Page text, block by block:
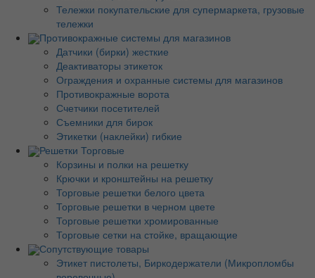
Тележки покупательские для супермаркета, грузовые
тележки
Противокражные системы для магазинов
Датчики (бирки) жесткие
Деактиваторы этикеток
Ограждения и охранные системы для магазинов
Противокражные ворота
Счетчики посетителей
Съемники для бирок
Этикетки (наклейки) гибкие
Решетки Торговые
Корзины и полки на решетку
Крючки и кронштейны на решетку
Торговые решетки белого цвета
Торговые решетки в черном цвете
Торговые решетки хромированные
Торговые сетки на стойке, вращающие
Сопутствующие товары
Этикет пистолеты, Биркодержатели (Микропломбы